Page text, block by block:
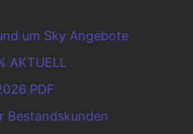
um Sky Angebote
AKTUELL
PDF
Bestandskunden